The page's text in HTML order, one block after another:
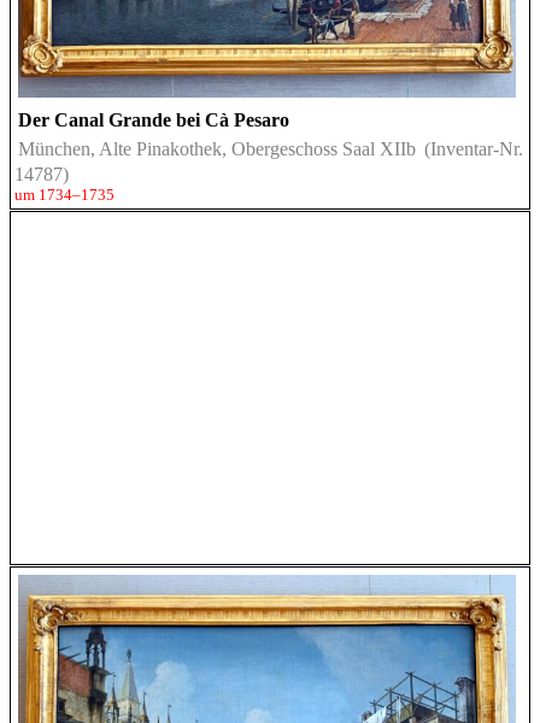
Der Canal Grande bei Cà Pesaro
München, Alte Pinakothek, Obergeschoss Saal XIIb (Inventar-Nr.
14787)
um 1734–1735